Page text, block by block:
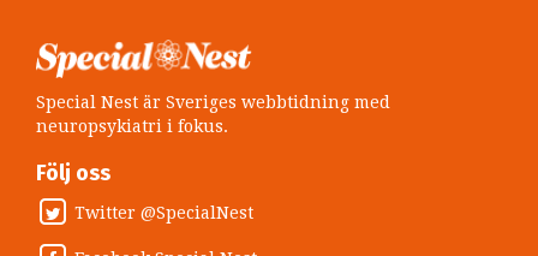
Special Nest är Sveriges webbtidning med
neuropsykiatri i fokus.
Följ oss
Twitter @SpecialNest